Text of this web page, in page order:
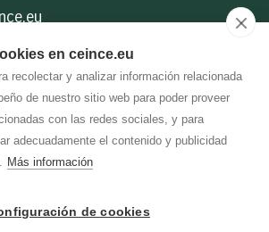
en ceince.eu
recolectar y analizar información relacionada
de nuestro sitio web para poder proveer
con las redes sociales, y para
adecuadamente el contenido y publicidad
Más información
de cookies